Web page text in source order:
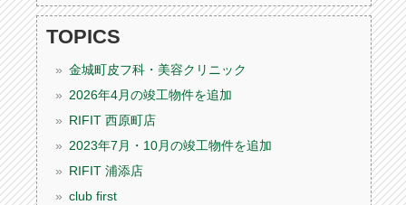
TOPICS
金城町皮フ科・美容クリニック
2026年4月の竣工物件を追加
RIFIT 西原町店
2023年7月・10月の竣工物件を追加
RIFIT 浦添店
club first